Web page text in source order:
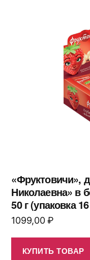
«Фруктовичи»,
Николаевна» в
50 г (упаковка
1099,00₽
КУПИТЬ ТОВАР